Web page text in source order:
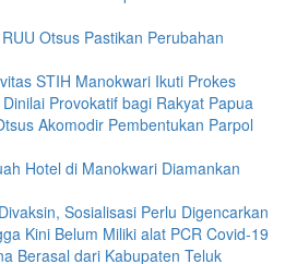
Otsus Pastikan Perubahan
STIH Manokwari Ikuti Prokes
Provokatif bagi Rakyat Papua
Akomodir Pembentukan Parpol
Hotel di Manokwari Diamankan
Sosialisasi Perlu Digencarkan
Kini Belum Miliki alat PCR Covid-19
Berasal dari Kabupaten Teluk